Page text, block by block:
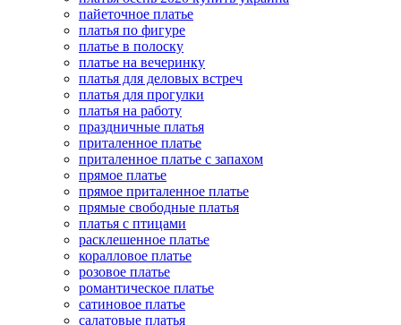
пайеточное платье
платья по фигуре
платье в полоску
платье на вечеринку
платья для деловых встреч
платья для прогулки
платья на работу
праздничные платья
приталенное платье
приталенное платье с запахом
прямое платье
прямое приталенное платье
прямые свободные платья
платья с птицами
расклешенное платье
коралловое платье
розовое платье
романтическое платье
сатиновое платье
салатовые платья